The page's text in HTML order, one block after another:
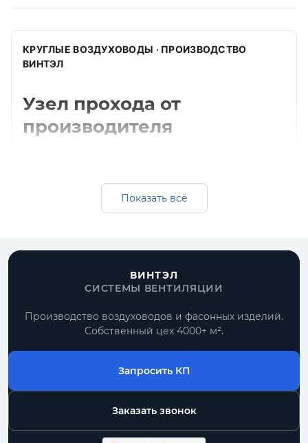
КРУГЛЫЕ ВОЗДУХОВОДЫ · ПРОИЗВОДСТВО
ВИНТЭЛ
Узел прохода от
производителя
толщину, материал и комплектующие под
монтажную схему.
Все круглые воздуховоды
По проекту
типовые позиции и нестандартные размеры
воздуховоды и фасонные части одного
Показать всё
ВИНТЭЛ
СИСТЕМЫ ВЕНТИЛЯЦИИ
Производство воздуховодов и фасонных изделий.
Собственный цех 4000+ м².
Запросить КП
Заказать звонок